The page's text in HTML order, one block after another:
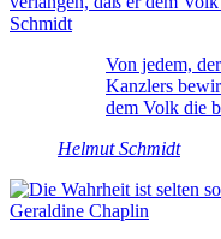
Von jedem,
Kanzlers
dem Volk die
Helmut Schmidt